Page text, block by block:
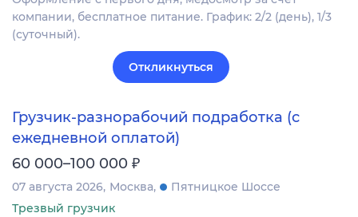
компании, бесплатное питание. График: 2/2 (день), 1/3
(суточный).
Откликнуться
Грузчик-разнорабочий подработка (с
ежедневной оплатой)
60 000–100 000 ₽
07 августа 2026 Москва
Пятницкое Шоссе
Трезвый грузчик